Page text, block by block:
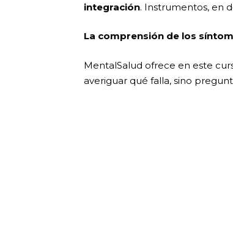
integración. Instrumentos, en
La comprensión de los
MentalSalud ofrece en este
averiguar qué falla, sino